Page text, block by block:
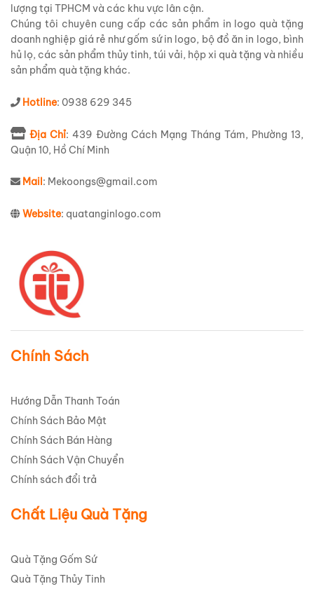
lượng tại TPHCM và các khu vực lân cận.
Chúng tôi chuyên cung cấp các sản phẩm in logo quà tặng
doanh nghiệp giá rẻ như gốm sứ in logo, bộ đồ ăn in logo, bình
hủ lọ, các sản phẩm thủy tinh, túi vải, hộp xi quà tặng và nhiều
sản phẩm quà tặng khác.
Hotline: 0938 629 345
Địa Chỉ: 439 Đường Cách Mạng Tháng Tám, Phường 13,
Quận 10, Hồ Chí Minh
Mail : Mekoongs@gmail.com
Website: quatanginlogo.com
Chính Sách
Hướng Dẫn Thanh Toán
Chính Sách Bảo Mật
Chính Sách Bán Hàng
Chính Sách Vận Chuyển
Chính sách đổi trả
Chất Liệu Quà Tặng
Quà Tặng Gốm Sứ
Quà Tặng Thủy Tinh